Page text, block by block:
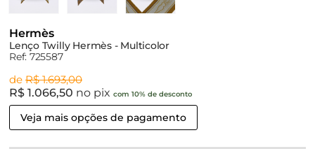
Hermès
Lenço Twilly Hermès - Multicolor
Ref: 725587
de R$ 1.693,00
R$ 1.066,50 no pix com 10% de desconto
Veja mais opções de pagamento